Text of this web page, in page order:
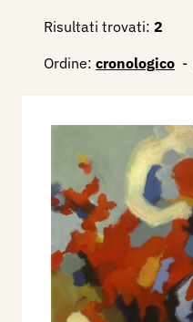
Risultati trovati: 2
Ordine: cronologico -